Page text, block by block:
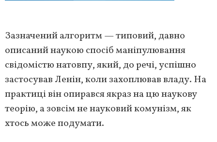
Зазначений алгоритм — типовий, давно
описаний наукою спосіб маніпулювання
свідомістю натовпу, який, до речі, успішно
застосував Ленін, коли захоплював владу. На
практиці він опирався якраз на цю наукову
теорію, а зовсім не науковий комунізм, як
хтось може подумати.